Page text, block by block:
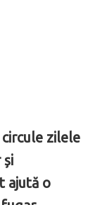
zilele
și
ajută o